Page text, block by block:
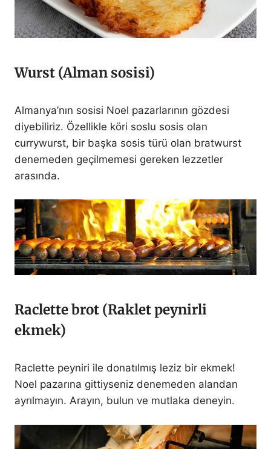
Wurst (Alman sosisi)
Almanya’nın sosisi Noel pazarlarının gözdesi
diyebiliriz. Özellikle köri soslu sosis olan
currywurst, bir başka sosis türü olan bratwurst
denemeden geçilmemesi gereken lezzetler
arasında.
Raclette brot (Raklet peynirli
ekmek)
Raclette peyniri ile donatılmış leziz bir ekmek!
Noel pazarına gittiyseniz denemeden alandan
ayrılmayın. Arayın, bulun ve mutlaka deneyin.